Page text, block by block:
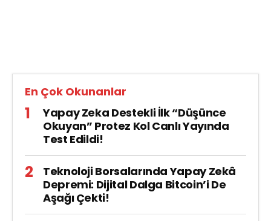
En Çok Okunanlar
Yapay Zeka Destekli İlk “Düşünce
Okuyan” Protez Kol Canlı Yayında
Test Edildi!
Teknoloji Borsalarında Yapay Zekâ
Depremi: Dijital Dalga Bitcoin’i De
Aşağı Çekti!